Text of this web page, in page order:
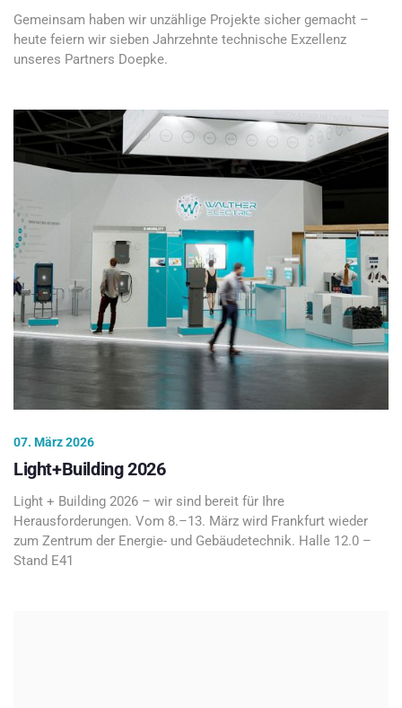
Gemeinsam haben wir unzählige Projekte sicher gemacht –
heute feiern wir sieben Jahrzehnte technische Exzellenz
unseres Partners Doepke.
07. März 2026
Light+Building 2026
Light + Building 2026 – wir sind bereit für Ihre
Herausforderungen. Vom 8.–13. März wird Frankfurt wieder
zum Zentrum der Energie- und Gebäudetechnik. Halle 12.0 –
Stand E41